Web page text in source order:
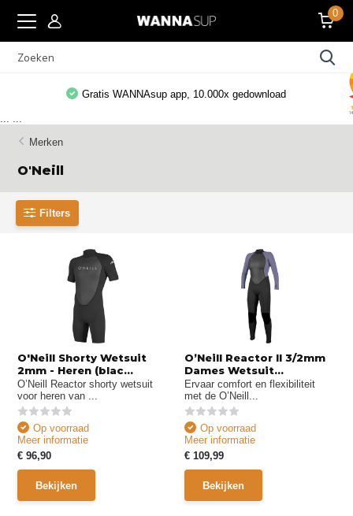
0
Gratis WANNAsup app, 10.000x gedownload
Merken
O'Neill
Filters
O'Neill Shorty Wetsuit
2mm - Heren (blac...
O’Neill Reactor shorty wetsuit
voor heren van ...
Op voorraad
Meer informatie
€ 96,90
Bekijken
O’Neill Reactor II 3/2mm
Dames Wetsuit...
Ervaar comfort en flexibiliteit
met de O’Neill...
Op voorraad
Meer informatie
€ 109,99
Bekijken
... ...